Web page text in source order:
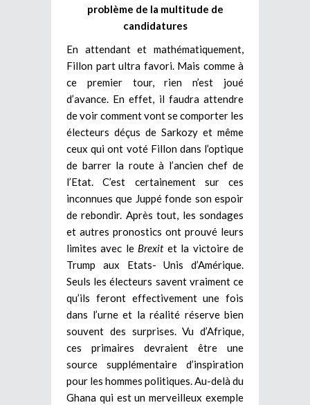
problème de la multitude de
candidatures
En attendant et mathématiquement,
Fillon part ultra favori. Mais comme à
ce premier tour, rien n’est joué
d’avance. En effet, il faudra attendre
de voir comment vont se comporter les
électeurs déçus de Sarkozy et même
ceux qui ont voté Fillon dans l’optique
de barrer la route à l’ancien chef de
l’Etat. C’est certainement sur ces
inconnues que Juppé fonde son espoir
de rebondir. Après tout, les sondages
et autres pronostics ont prouvé leurs
limites avec le Brexitet la victoire de
Trump aux Etats- Unis d’Amérique.
Seuls les électeurs savent vraiment ce
qu’ils feront effectivement une fois
dans l’urne et la réalité réserve bien
souvent des surprises. Vu d’Afrique,
ces primaires devraient être une
source supplémentaire d’inspiration
pour les hommes politiques. Au-delà du
Ghana qui est un merveilleux exemple